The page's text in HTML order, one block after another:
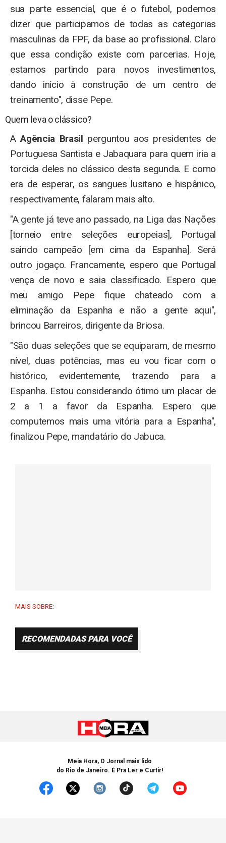
sua parte essencial, que é o futebol, podemos
dizer que participamos de todas as categorias
masculinas da FPF, da base ao profissional. Claro
que essa condição existe com parcerias. Hoje,
estamos partindo para novos investimentos,
dando início à construção de um centro de
treinamento", disse Pepe.
Quem leva o clássico?
AAgência Brasil perguntou aos presidentes de
Portuguesa Santista e Jabaquara para quem iria a
torcida deles no clássico desta segunda. E como
era de esperar, os sangues lusitano e hispânico,
respectivamente, falaram mais alto.
"A gente já teve ano passado, na Liga das Nações
[torneio entre seleções europeias], Portugal
saindo campeão [em cima da Espanha]. Será
outro jogaço. Francamente, espero que Portugal
vença de novo e saia classificado. Espero que
meu amigo Pepe fique chateado com a
eliminação da Espanha e não a gente aqui",
brincou Barreiros, dirigente da Briosa.
"São duas seleções que se equiparam, de mesmo
nível, duas potências, mas eu vou ficar com o
histórico, evidentemente, trazendo para a
Espanha. Estou considerando ótimo um placar de
2 a 1 a favor da Espanha. Espero que
computemos mais uma vitória para a Espanha",
finalizou Pepe, mandatário do Jabuca.
MAIS SOBRE:
RECOMENDADAS PARA VOCÊ
Meia Hora, O Jornal mais lido
do Rio de Janeiro. É Pra Ler e Curtir!